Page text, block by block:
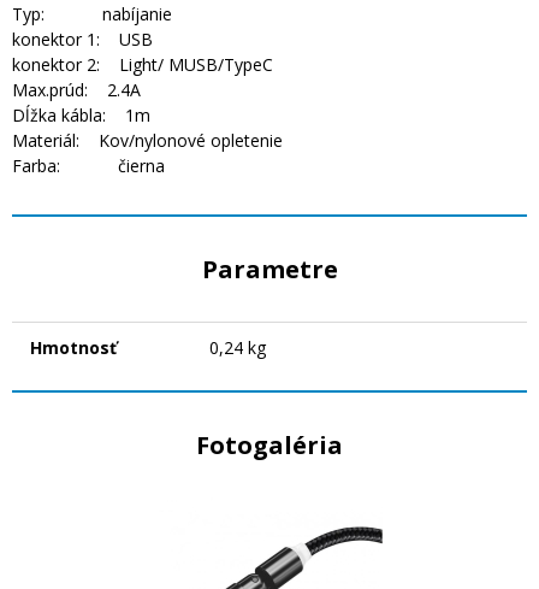
Typ: nabíjanie
konektor 1: USB
konektor 2: Light/ MUSB/TypeC
Max.prúd: 2.4A
Dĺžka kábla: 1m
Materiál: Kov/nylonové opletenie
Farba: čierna
Parametre
Hmotnosť 0,24 kg
Fotogaléria